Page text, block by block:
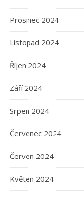
Prosinec 2024
Listopad 2024
Říjen 2024
Září 2024
Srpen 2024
Červenec 2024
Červen 2024
Květen 2024